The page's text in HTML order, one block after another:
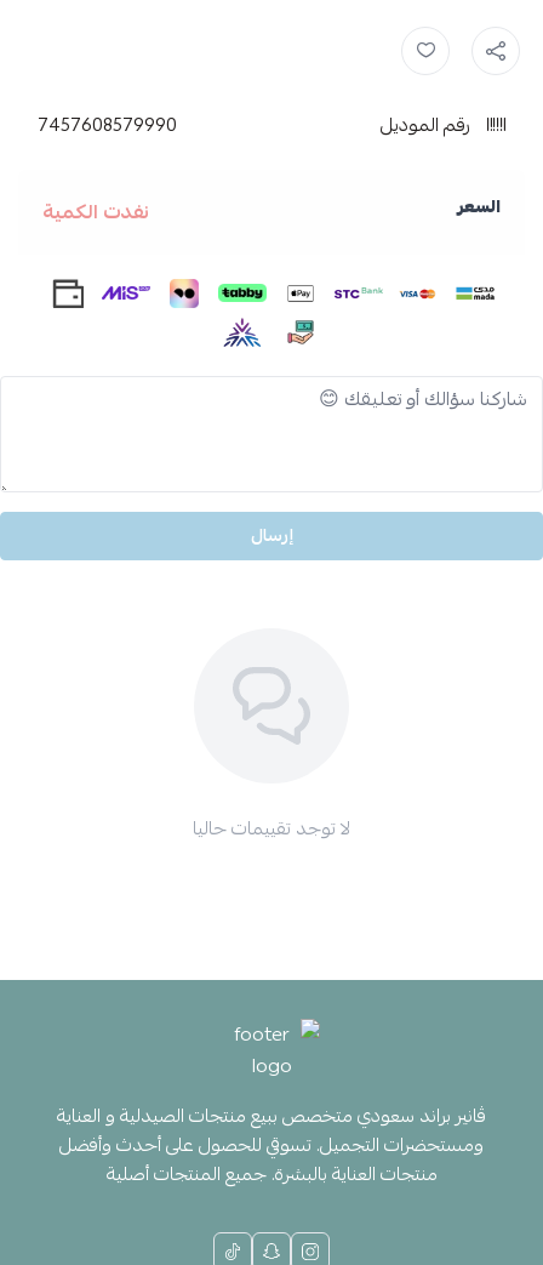
مناكير اخضر فاتح ,
رقم الموديل 7457608579990
السعر نفدت الكمية
إرسال
لا توجد تقييمات حاليا
ڤانير براند سعودي متخصص ببيع منتجات الصيدلية و العناية
ومستحضرات التجميل. تسوقي للحصول على أحدث وأفضل
منتجات العناية بالبشرة. جميع المنتجات أصلية